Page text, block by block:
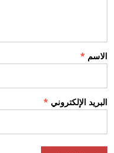
الاسم *
البريد الإلكتروني *